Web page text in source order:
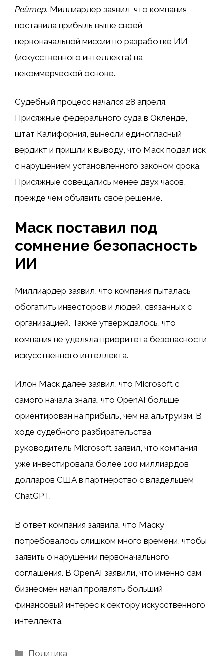
Рейтер. Миллиардер заявил, что компания
поставила прибыль выше своей
первоначальной миссии по разработке ИИ
(искусственного интеллекта) на
некоммерческой основе.
Судебный процесс начался 28 апреля.
Присяжные федерального суда в Окленде,
штат Калифорния, вынесли единогласный
вердикт и пришли к выводу, что Маск подал иск
с нарушением установленного законом срока.
Присяжные совещались менее двух часов,
прежде чем объявить свое решение.
Маск поставил под
сомнение безопасность
ИИ
Миллиардер заявил, что компания пыталась
обогатить инвесторов и людей, связанных с
организацией. Также утверждалось, что
компания не уделяла приоритета безопасности
искусственного интеллекта.
Илон Маск далее заявил, что Microsoft с
самого начала знала, что OpenAI больше
ориентирован на прибыль, чем на альтруизм. В
ходе судебного разбирательства
руководитель Microsoft заявил, что компания
уже инвестировала более 100 миллиардов
долларов США в партнерство с владельцем
ChatGPT.
В ответ компания заявила, что Маску
потребовалось слишком много времени, чтобы
заявить о нарушении первоначального
соглашения. В OpenAI заявили, что именно сам
бизнесмен начал проявлять больший
финансовый интерес к сектору искусственного
интеллекта.
Рубрики
Политика